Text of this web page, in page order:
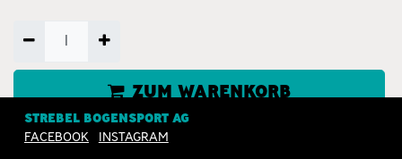
ZUM WARENKORB
HINZUFÜGEN
STREBEL BOGENSPORT AG
FACEBOOK
INSTAGRAM